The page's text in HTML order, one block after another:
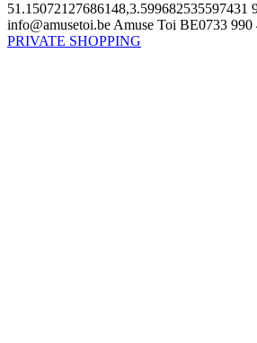
51.15072127686148,3.599682535597431
info@amusetoi.be Amuse Toi BE0733 990
PRIVATE SHOPPING